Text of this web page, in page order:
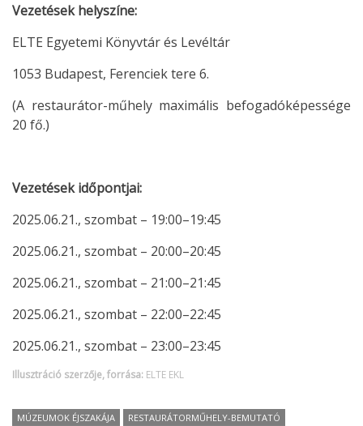
Vezetések helyszíne:
ELTE Egyetemi Könyvtár és Levéltár
1053 Budapest, Ferenciek tere 6.
(A restaurátor-műhely maximális befogadóképessége
20 fő.)
Vezetések időpontjai:
2025.06.21., szombat – 19:00–19:45
2025.06.21., szombat – 20:00–20:45
2025.06.21., szombat – 21:00–21:45
2025.06.21., szombat – 22:00–22:45
2025.06.21., szombat – 23:00–23:45
Illusztráció szerzője, forrása: ELTE EKL
MÚZEUMOK ÉJSZAKÁJA RESTAURÁTORMŰHELY-BEMUTATÓ